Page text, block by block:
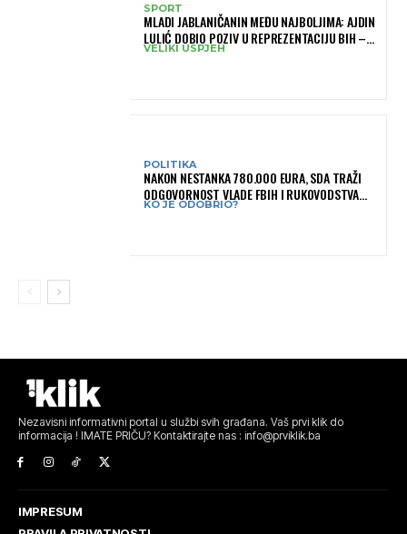
SPORT
MLADI JABLANIČANIN MEĐU NAJBOLJIMA: AJDIN
LULIĆ DOBIO POZIV U REPREZENTACIJU BIH –
BRANIT ĆE BOJE BIH NA SLOVENIA BALL
VELIKI USPJEH
POLITIKA
NAKON NESTANKA 780.000 EURA, SDA TRAŽI
ODGOVORNOST VLADE FBIH I RUKOVODSTVA
IGMANA
KO JE ODOBRIO?
Nezavisni informativni portal u službi svih građana. Vaš prvi klik do
informacija ! IMATE PRIČU? Kontaktirajte nas : info@prviklik.ba
IMPRESUM